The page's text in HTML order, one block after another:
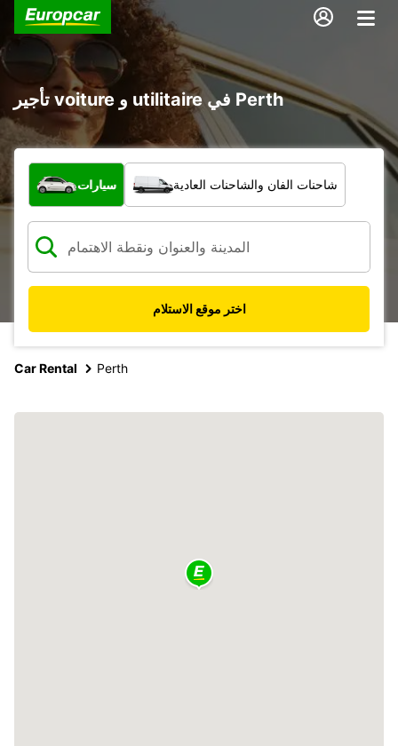
تأجير voiture و utilitaire في Perth
ما نوع المركبة؟
سيارات شاحنات الفان والشاحنات العادية
اختر موقع الاستلام
Car Rental Perth